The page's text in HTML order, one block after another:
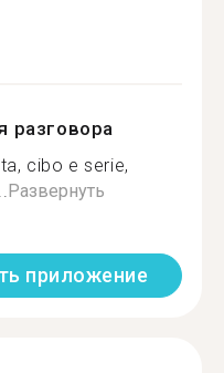
cibo e serie,
Развернуть
приложение